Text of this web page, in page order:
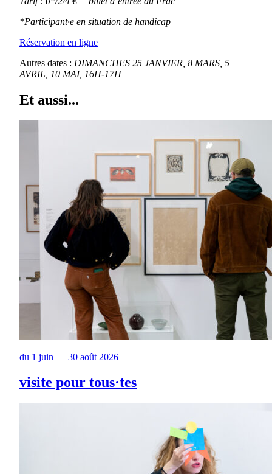
*Participant·e en situation de handicap
Réservation en ligne
Autres dates : DIMANCHES 25 JANVIER, 8 MARS, 5
AVRIL, 10 MAI, 16H-17H
Et aussi...
du 1 juin — 30 août 2026
visite pour tous·tes